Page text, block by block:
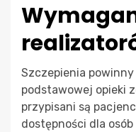
Szczepienia
podstawowej opieki
przypisani są
dostępności dla